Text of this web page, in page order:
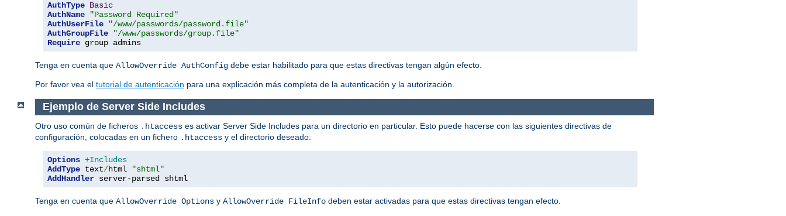
AuthType Basic
AuthName
"Password Required"
AuthUserFile
"/www/passwords/password.file"
AuthGroupFile
"/www/passwords/group.file"
Require group admins
Tenga en cuenta que AllowOverride AuthConfig debe estar habilitado para que estas directivas tengan algún efecto.
Por favor vea el tutorial de autenticación para una explicación más completa de la autenticación y la autorización.
Ejemplo de Server Side Includes
Otro uso común de ficheros .htaccess es activar Server Side Includes para un directorio en particular. Esto puede hacerse con las siguientes directivas de
configuración, colocadas en un fichero .htaccess y el directorio deseado:
Options +Includes
AddType text/html
"shtml"
AddHandler server-parsed shtml
Tenga en cuenta que AllowOverride Options y AllowOverride FileInfo deben estar activadas para que estas directivas tengan efecto.